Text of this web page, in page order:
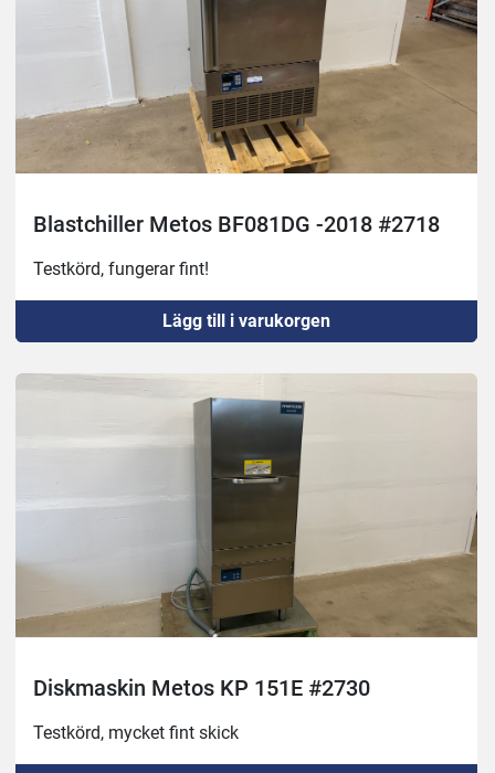
Blastchiller Metos BF081DG -2018 #2718
Testkörd, fungerar fint!
Lägg till i varukorgen
Diskmaskin Metos KP 151E #2730
Testkörd, mycket fint skick